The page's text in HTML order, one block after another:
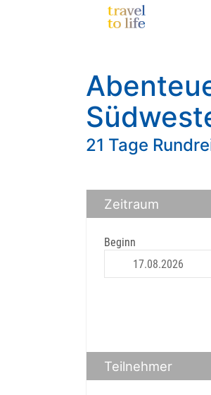
21 Tage
Zeitraum
Beginn
Teilnehmer